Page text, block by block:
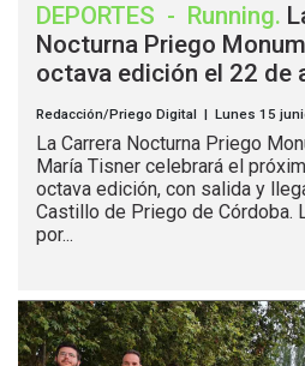
DEPORTES - Running.
Nocturna Priego
octava edición el 22 de
Redacción/Priego Digital | Lunes 15
La Carrera Nocturna Priego
María Tisner celebrará el
octava edición, con salida y
Castillo de Priego de Córdoba.
por...